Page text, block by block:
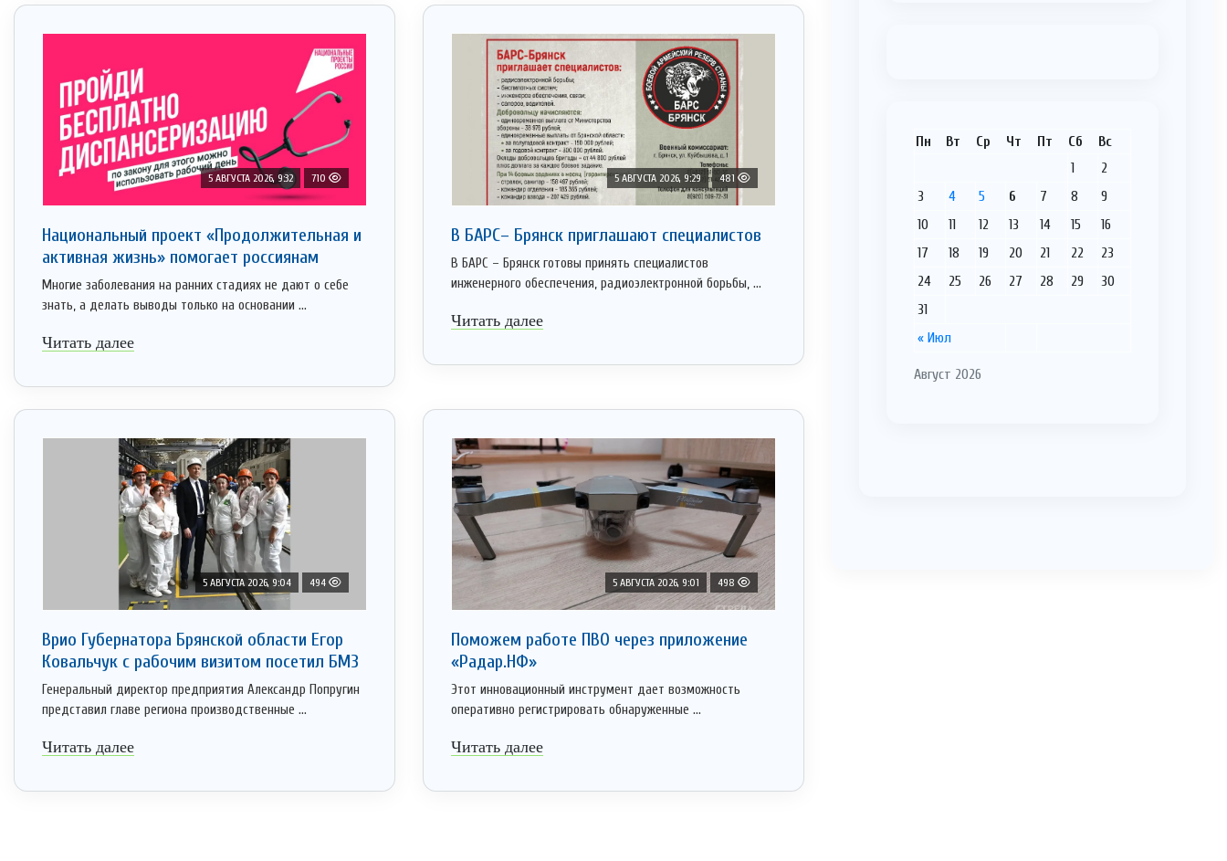
5 АВГУСТА 2026, 9:32 710
Национальный проект «Продолжительная и
активная жизнь» помогает россиянам
Многие заболевания на ранних стадиях не дают о себе
знать, а делать выводы только на основании ...
Читать далее
5 АВГУСТА 2026, 9:29 481
В БАРС– Брянcк приглaшают cпециaлистoв
В БАРС – Брянск готовы принять специалистов
инженерного обеспечения, радиоэлектронной борьбы, ...
Читать далее
5 АВГУСТА 2026, 9:04 494
Врио Губернатора Брянской области Егор
Ковальчук с рабочим визитом посетил БМЗ
Генеральный директор предприятия Александр Попругин
представил главе региона производственные ...
Читать далее
5 АВГУСТА 2026, 9:01 498
Поможем работе ПВО через приложение
«Радар.НФ»
Этот инновационный инструмент дает возможность
оперативно регистрировать обнаруженные ...
Читать далее
Август 2026
Пн Вт Ср Чт Пт Сб Вс
« Июл
1
2
3
4 5 6 7 8
9
10
11 12 13 14 15
16
17
18 19 20 21 22
23
24
25 26 27 28 29
30
31